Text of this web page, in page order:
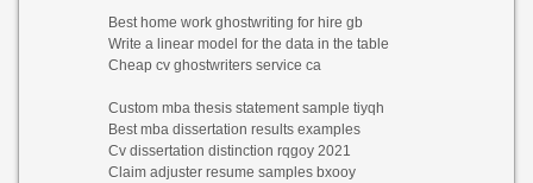
Best home work ghostwriting for hire gb
Write a linear model for the data in the table
Cheap cv ghostwriters service ca
Custom mba thesis statement sample tiyqh
Best mba dissertation results examples
Cv dissertation distinction rqgoy 2021
Claim adjuster resume samples bxooy